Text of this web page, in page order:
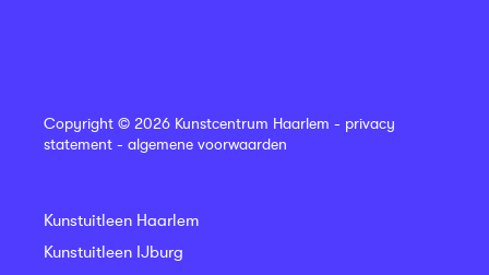
Copyright © 2026 Kunstcentrum Haarlem - privacy
statement - algemene voorwaarden
Kunstuitleen Haarlem
Kunstuitleen IJburg